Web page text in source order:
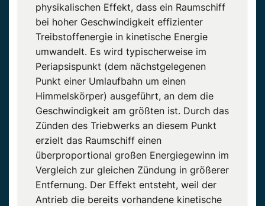
physikalischen Effekt, dass ein Raumschiff
bei hoher Geschwindigkeit effizienter
Treibstoffenergie in kinetische Energie
umwandelt. Es wird typischerweise im
Periapsispunkt (dem nächstgelegenen
Punkt einer Umlaufbahn um einen
Himmelskörper) ausgeführt, an dem die
Geschwindigkeit am größten ist. Durch das
Zünden des Triebwerks an diesem Punkt
erzielt das Raumschiff einen
überproportional großen Energiegewinn im
Vergleich zur gleichen Zündung in größerer
Entfernung. Der Effekt entsteht, weil der
Antrieb die bereits vorhandene kinetische